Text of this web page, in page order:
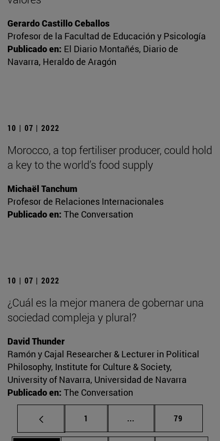
Gerardo Castillo Ceballos
Profesor de la Facultad de Educación y Psicología
Publicado en: El Diario Montañés, Diario de
Navarra, Heraldo de Aragón
10 | 07 | 2022
Morocco, a top fertiliser producer, could hold
a key to the world’s food supply
Michaël Tanchum
Profesor de Relaciones Internacionales
Publicado en: The Conversation
10 | 07 | 2022
¿Cuál es la mejor manera de gobernar una
sociedad compleja y plural?
David Thunder
Ramón y Cajal Researcher & Lecturer in Political
Philosophy, Institute for Culture & Society,
University of Navarra, Universidad de Navarra
Publicado en: The Conversation
Página
1 ... Páginas intermedias
Página
79